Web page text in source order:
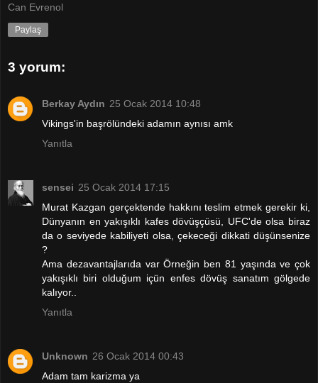
Can Evrenol
Paylaş
3 yorum:
Berkay Aydın 25 Ocak 2014 10:48
Vikings'in başrölündeki adamın aynısı amk
Yanıtla
sensei 25 Ocak 2014 17:15
Murat Kazgan gerçektende hakkını teslim etmek gerekir ki,
Dünyanın en yakışıklı kafes dövüşçüsü, UFC'de olsa biraz
da o seviyede kabiliyeti olsa, çekeceği dikkati düşünsenize
?
Ama dezavantajlarıda var Örneğin ben 81 yaşında ve çok
yakışıklı biri olduğum içün enfes dövüş sanatım gölgede
kalıyor..
Yanıtla
Unknown 26 Ocak 2014 00:43
Adam tam karizma ya